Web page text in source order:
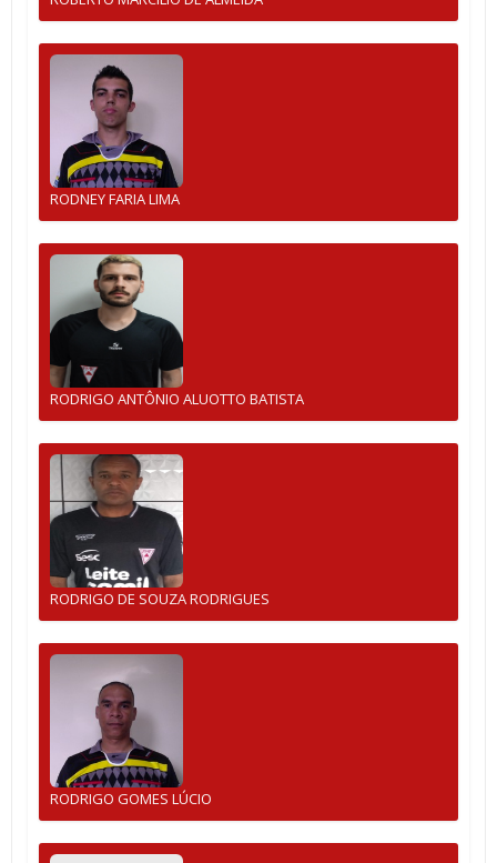
RODNEY FARIA LIMA
RODRIGO ANTÔNIO ALUOTTO BATISTA
RODRIGO DE SOUZA RODRIGUES
RODRIGO GOMES LÚCIO